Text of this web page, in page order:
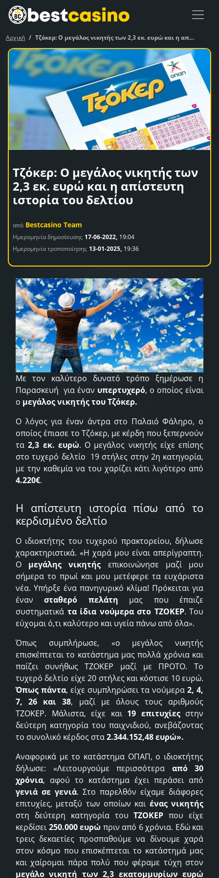
Αρχική Τζόκερ: Ο μεγάλος νικητής των 2,3 εκ. ευρώ και η απίστευτη ιστορία του δελτίου
Τζόκερ: Ο μεγάλος νικητής των
2,3 εκ. ευρώ και η απίστευτη
ιστορία του δελτίου
από Bestcasino Team
Ημερομηνία δημοσίευσης 17-06-2022, 19:04
Ημερομηνία τροποποίησης 13-01-2025, 19:36
Με τον καλύτερο δυνατό τρόπο ξημέρωσε η
Παρασκευή για έναν υπερτυχερό, ο οποίος είναι
ο μεγάλος νικητής του Τζόκερ.
Ο λόγος για έναν άντρα στο Παλαιό Φάληρο, ο
οποίος έπιασε το Τζόκερ, με κέρδη που ξεπερνούν
τα2,3 εκ. ευρώ. Ο μεγάλος νικητής είχε επίσης
στο τυχερό δελτίο 19 στήλες στην 2η κατηγορία,
με την καθεμία να του χαρίζει κάτι λιγότερο από
4.220€.
Η απίστευτη ιστορία πίσω από το
κερδισμένο δελτίο
Ο ιδιοκτήτης του τυχερού πρακτορείου, δήλωσε
χαρακτηριστικά. «Η χαρά μου είναι απερίγραπτη.
Ο μεγάλης νικητής επικοινώνησε μαζί μου
σήμερα το πρωί και μου μετέφερε τα ευχάριστα
νέα. Υπήρξε ένα πανηγυρικό κλίμα! Πρόκειται για
ένανσταθερό πελάτη μας που έπαιζε
συστηματικά τα ίδια νούμερα στο ΤΖΟΚΕΡ. Του
εύχομαι ό,τι καλύτερο και υγεία πάνω από όλα».
Όπως συμπλήρωσε, «ο μεγάλος νικητής
επισκέπτεται το κατάστημα μας πολλά χρόνια και
παίζει συνήθως ΤΖΟΚΕΡ μαζί με ΠΡΟΤΟ. Το
τυχερό δελτίο είχε 20 στήλες και κόστισε 10 ευρώ.
Όπως πάντα, είχε συμπληρώσει τα νούμερα 2, 4,
7, 26 και 38, μαζί με όλους τους αριθμούς
ΤΖΟΚΕΡ. Μάλιστα, είχε και 19 επιτυχίεςστην
δεύτερη κατηγορία του παιχνιδιού, ανεβάζοντας
το συνολικό κέρδος στα2.344.152,48 ευρώ».
Αναφορικά με το κατάστημα ΟΠΑΠ, ο ιδιοκτήτης
δήλωσε: «Λειτουργούμε περισσότερα από 30
χρόνια, αφού το κατάστημα έχει περάσει από
γενιά σε γενιά. Στο παρελθόν είχαμε διάφορες
επιτυχίες, μεταξύ των οποίων και ένας νικητής
στη δεύτερη κατηγορία τουΤΖΟΚΕΡ που είχε
κερδίσει250.000 ευρώ πριν από 6 χρόνια. Εδώ και
τρεις δεκαετίες προσπαθούμε να δίνουμε χαρά
στον κόσμο που επισκέπτεται το κατάστημά μας
και χαίρομαι πάρα πολύ που φέραμε τύχη στον
μεγάλο νικητή των 2,3 εκατομμυρίων ευρώ